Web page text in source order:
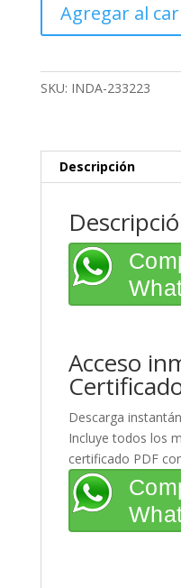
Básica
-
Agregar al
SKU: INDA-233223
Descripción
Acceso
Descarga
Incluye todos los
certificado PDF